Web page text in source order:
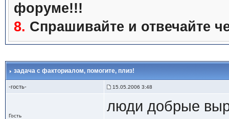
форуме!!!
8. Спрашивайте и отвечайте
задача с факториалом, помогите, плиз!
-гость- 15.05.2006 3:48
Гость
люди добрые